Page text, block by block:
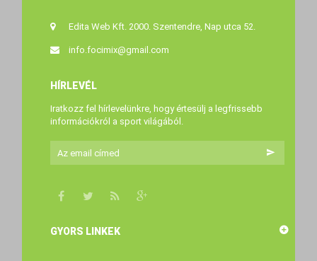
Edita Web Kft. 2000. Szentendre, Nap utca 52.
info.focimix@gmail.com
HÍRLEVÉL
Iratkozz fel hírlevelünkre, hogy értesülj a legfrissebb
információkról a sport világából.
GYORS LINKEK